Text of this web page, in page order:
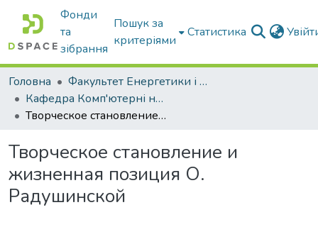
Фонди
та
зібрання
Пошук за
критеріями
Статистика
Головна
Факультет Енергетики і комп'ютерних технологій
Кафедра Комп'ютерні науки
Творческое становление и жизненная позиция О. Радушинской
Творческое становление и
жизненная позиция О.
Радушинской